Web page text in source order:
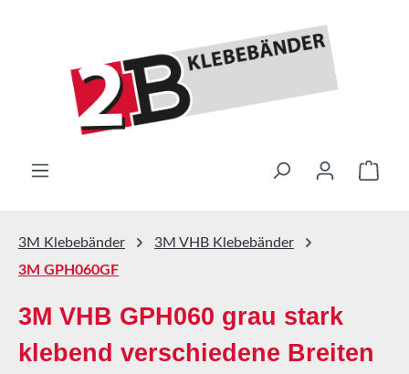
3M Klebebänder
3M VHB Klebebänder
3M GPH060GF
3M VHB GPH060 grau stark
klebend verschiedene Breiten